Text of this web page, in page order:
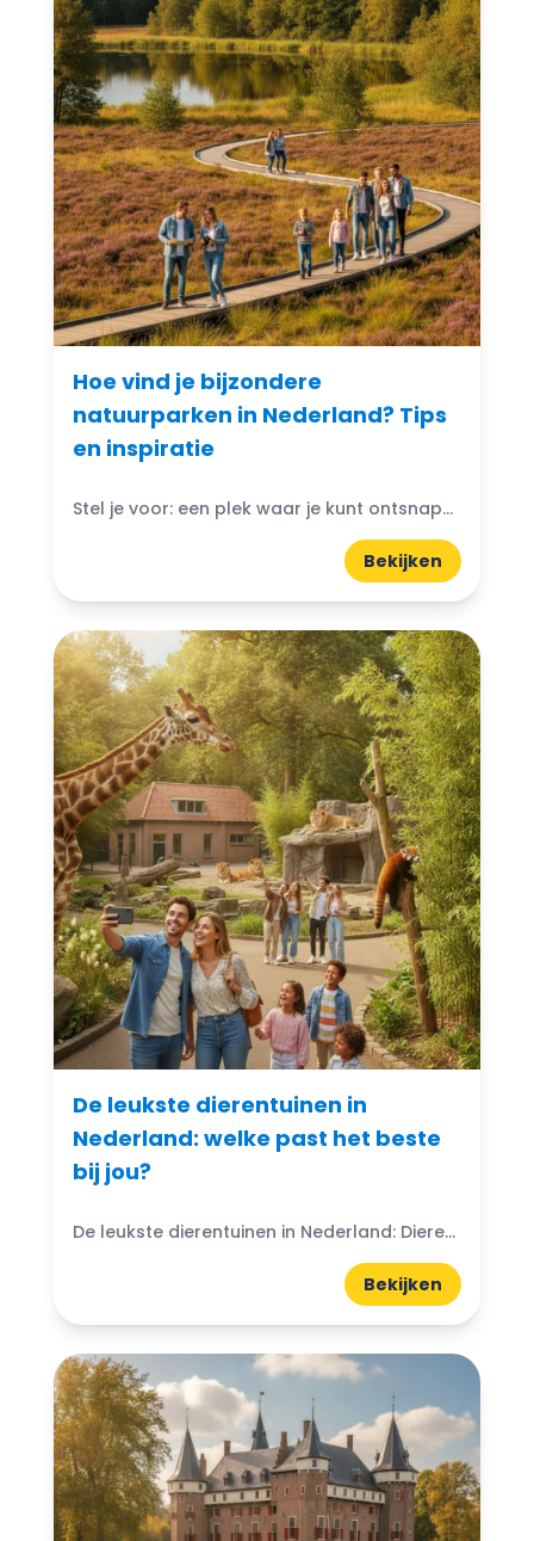
Hoe vind je bijzondere
natuurparken in Nederland? Tips
en inspiratie
Stel je voor: een plek waar je kunt ontsnappen aan de drukte van het dagelijks leven en je onderdompelen in de schoonheid van de natuur. Bijzondere natuurparken in Nederland bieden...
Bekijken
De leukste dierentuinen in
Nederland: welke past het beste
bij jou?
De leukste dierentuinen in Nederland: Dierentuinen in Nederland zijn echte trekpleisters voor jong en oud. Ze bieden niet alleen de kans om exotische dieren van dichtbij te zien, maar ook...
Bekijken